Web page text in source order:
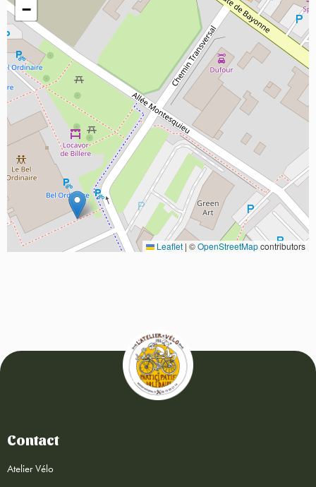
−
Leaflet | ©OpenStreetMapcontributors
Contact
Atelier Vélo